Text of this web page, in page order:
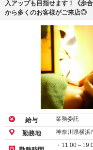
入アップも目指せます！《歩
から多くのお客様がご来店◎
給与 業務委託
勤務地 神奈川県横浜
・11:00～